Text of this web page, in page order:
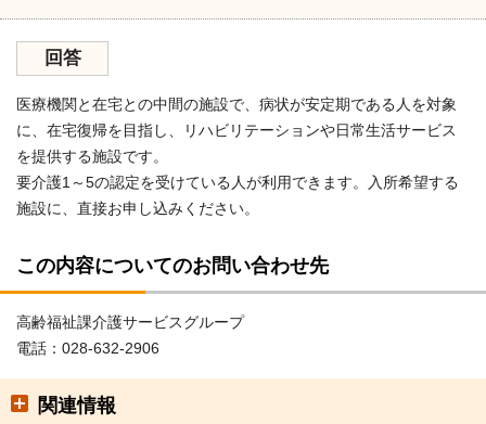
回答
医療機関と在宅との中間の施設で、病状が安定期である人を対象
に、在宅復帰を目指し、リハビリテーションや日常生活サービス
を提供する施設です。
要介護1～5の認定を受けている人が利用できます。入所希望する
施設に、直接お申し込みください。
この内容についてのお問い合わせ先
高齢福祉課介護サービスグループ
電話：028-632-2906
関連情報